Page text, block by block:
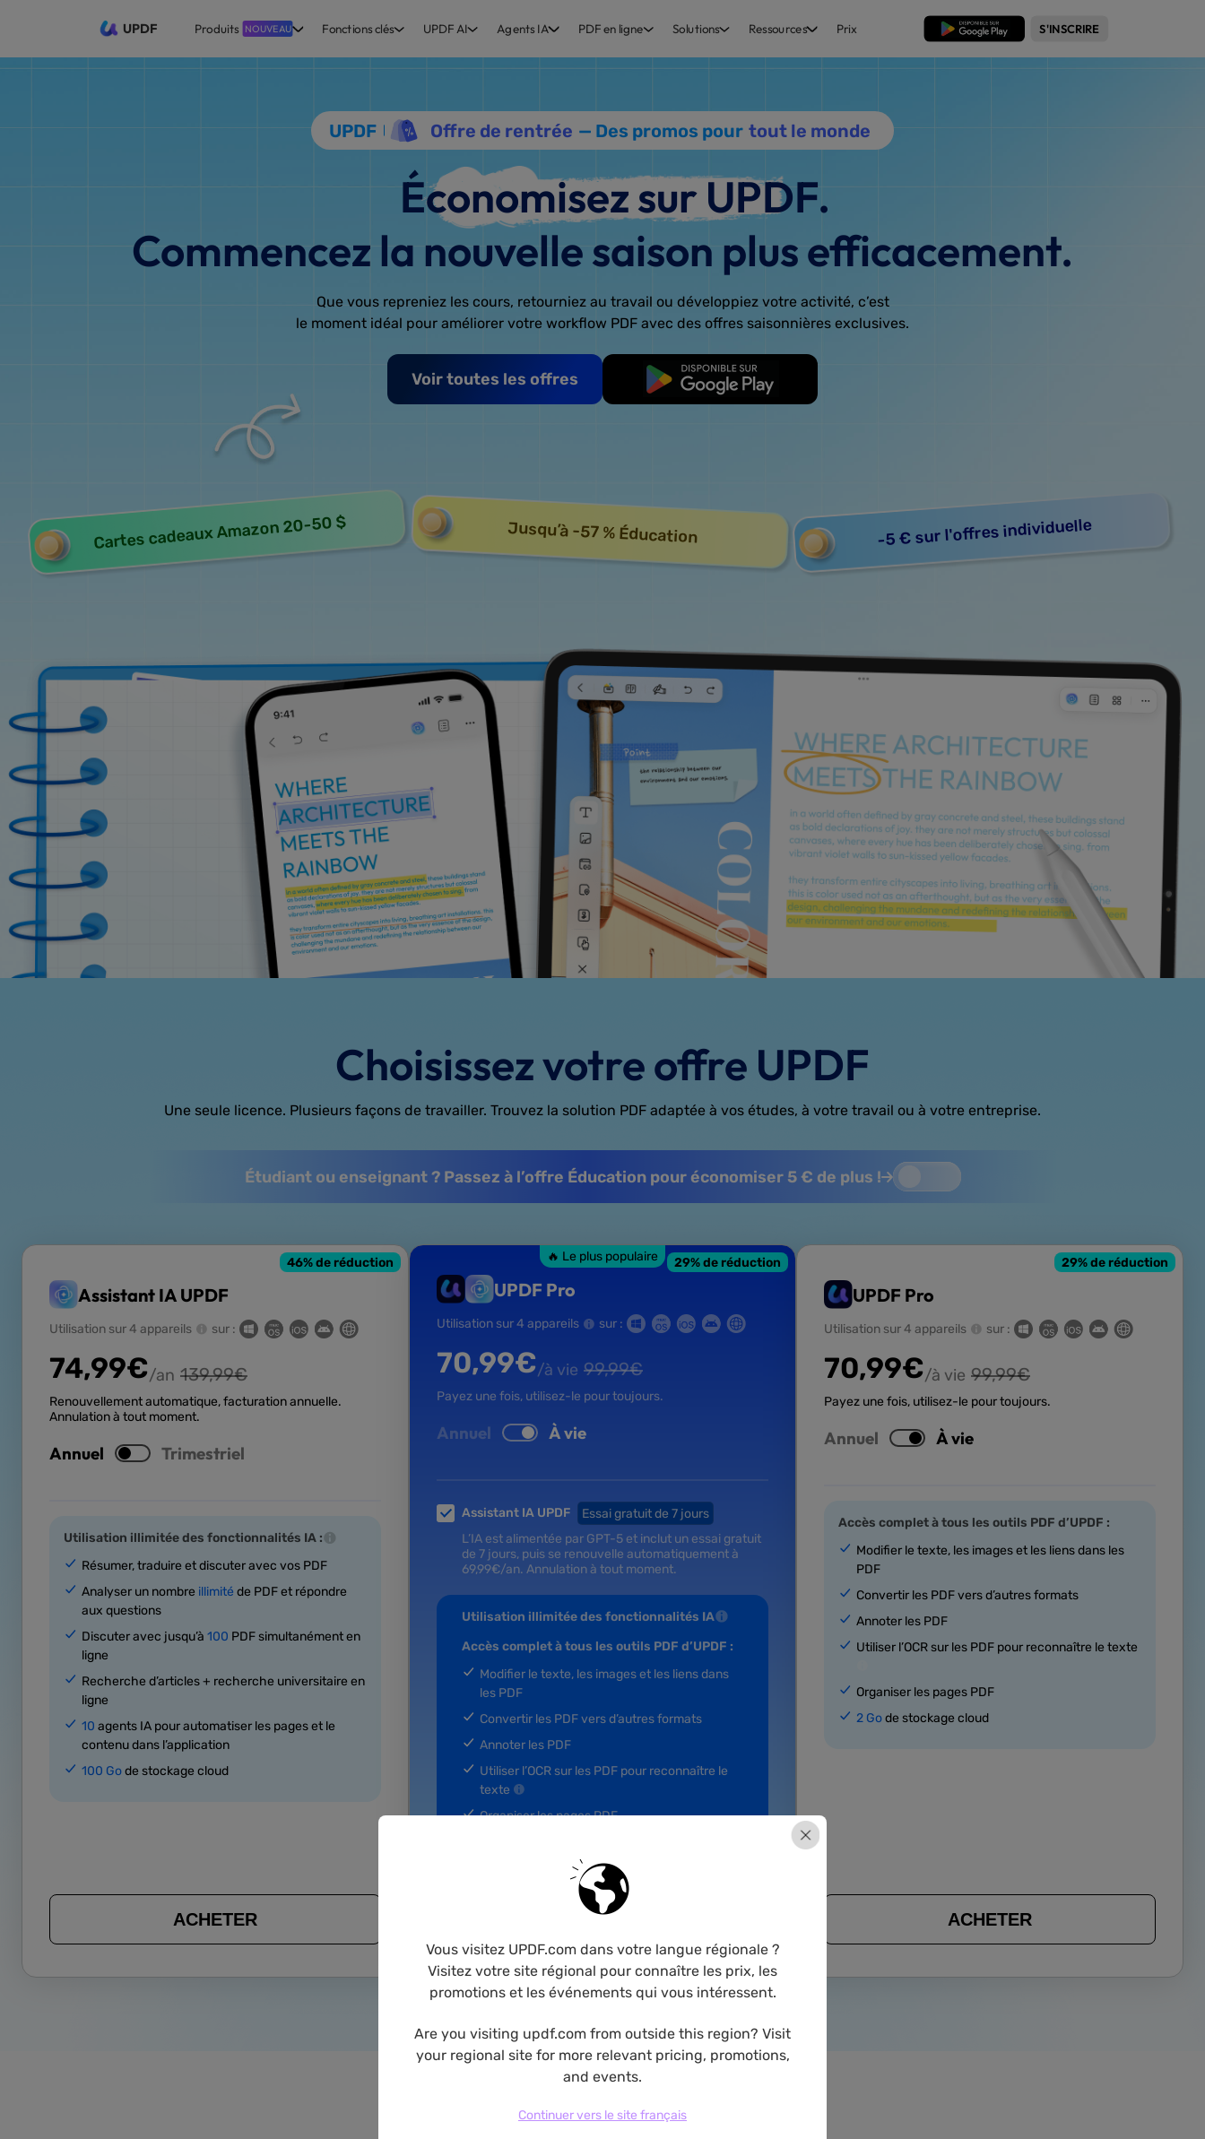
UPDF Produits NOUVEAU Fonctions clés UPDF AI Agents IA PDF en ligne Solutions Ressources Prix TÉLÉCHARGER S'INSCRIRE
Vous visitez UPDF.com dans votre langue régionale ?
Visitez votre site régional pour connaître les prix, les
promotions et les événements qui vous intéressent.
Are you visiting updf.com from outside this region? Visit
your regional site for more relevant pricing, promotions,
and events.
Continuer vers le site français
UPDF Offre de rentrée — Des promos pour tout le monde
Économisez sur UPDF.
Commencez la nouvelle saison plus efficacement.
Que vous repreniez les cours, retourniez au travail ou développiez votre activité, c’est
le moment idéal pour améliorer votre workflow PDF avec des offres saisonnières exclusives.
Voir toutes les offres
Commencer
gratuitement
Cartes cadeaux Amazon 20-50 $ Jusqu’à -57 % Éducation -5 € sur l'offres individuelle
Choisissez votre offre UPDF
Une seule licence. Plusieurs façons de travailler. Trouvez la solution PDF adaptée à vos études, à votre travail ou à votre entreprise.
Étudiant ou enseignant ? Passez à l’offre Éducation pour économiser 5 € de plus !
Assistant IA UPDF
46% de réduction
Utilisation sur 4 appareils sur :
74,99€/an 139,99€
Renouvellement automatique, facturation annuelle.
Annulation à tout moment.
Annuel Trimestriel
Utilisation illimitée des fonctionnalités IA :
Résumer, traduire et discuter avec vos PDF
Analyser un nombre illimité de PDF et répondre
aux questions
Discuter avec jusqu’à 100 PDF simultanément en
ligne
Recherche d’articles + recherche universitaire en
ligne
10 agents IA pour automatiser les pages et le
contenu dans l’application
100 Gode stockage cloud
ACHETER
🔥 Le plus populaire
UPDF Pro
29% de réduction
Utilisation sur 4 appareils sur :
70,99€/à vie 99,99€
Payez une fois, utilisez-le pour toujours.
Annuel À vie
Assistant IA UPDF
Essai gratuit de 7 jours
L’IA est alimentée par GPT-5 et inclut un essai gratuit
de 7 jours, puis se renouvelle automatiquement à
69,99€/an. Annulation à tout moment.
Utilisation illimitée des fonctionnalités IA
Accès complet à tous les outils PDF d’UPDF :
Modifier le texte, les images et les liens dans
les PDF
Convertir les PDF vers d’autres formats
Annoter les PDF
Utiliser l’OCR sur les PDF pour reconnaître le
texte
Organiser les pages PDF
ACHETER
UPDF Pro
29% de réduction
Utilisation sur 4 appareils sur :
70,99€/à vie 99,99€
Payez une fois, utilisez-le pour toujours.
Annuel À vie
Accès complet à tous les outils PDF d’UPDF :
Modifier le texte, les images et les liens dans les
PDF
Convertir les PDF vers d’autres formats
Annoter les PDF
Utiliser l’OCR sur les PDF pour reconnaître le texte
Organiser les pages PDF
2 Gode stockage cloud
ACHETER